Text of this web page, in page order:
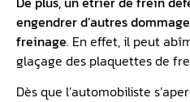
engendrer d’autres
freinage. En effet, il peut
glaçage des plaquettes de
Dès que l’automobiliste